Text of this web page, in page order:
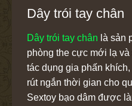
Dây trói tay chân
Dây trói tay chân là sản
phòng the cực mới lạ
tác dụng gia phấn
rút ngắn thời gian cho
Sextoy bạo dâm được